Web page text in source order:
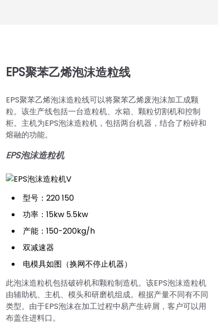
EPS聚苯乙烯泡沫造粒线
EPS聚苯乙烯泡沫造粒线可以将聚苯乙烯废泡沫加工成颗
粒。该生产线包括一台造粒机、水箱、颗粒切割机和控制
柜。主机为EPS泡沫造粒机，包括两台机器，结合了粉碎和
熔融的功能。
EPS泡沫造粒机
型号：220 150
功率：15kw 5.5kw
产能：150-200kg/h
双减速器
电模具如图（换网不停止机器）
此泡沫造粒机包括破碎机和颗粒制造机。该EPS泡沫造粒机
由辅助机、主机、模头和研磨机组成。根据产量不同有不同
类型。由于EPS泡沫在加工过程中易产生碎屑，客户可以用
布盖住进料口。